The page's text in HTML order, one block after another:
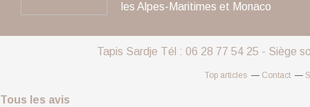
les Alpes-Maritimes et Monaco
Tapis Sardje Tél : 06 28 77 54 25 - Siège
Top articles Contact
Tous les avis